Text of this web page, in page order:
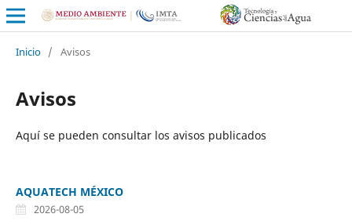
Inicio / Avisos
Avisos
Aquí se pueden consultar los avisos publicados
AQUATECH MÉXICO
2026-08-05